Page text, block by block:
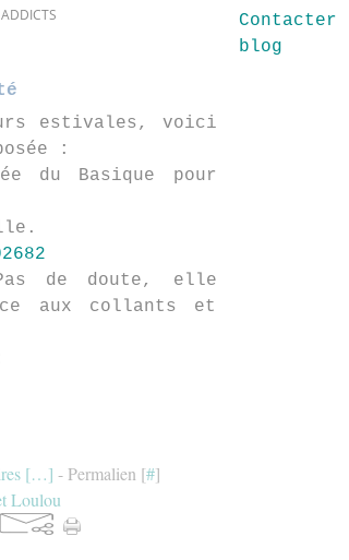
estivales, voici
:
du Basique pour
de doute, elle
aux collants et
[…] - Permalien [#]
Loulou
blog